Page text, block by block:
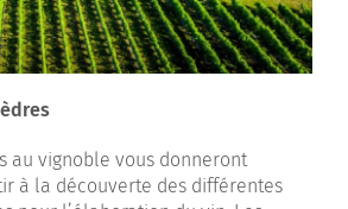
au vignoble vous donneront
à la découverte des différentes